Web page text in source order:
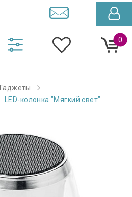
0
Гаджеты
LED-колонка "Мягкий свет"